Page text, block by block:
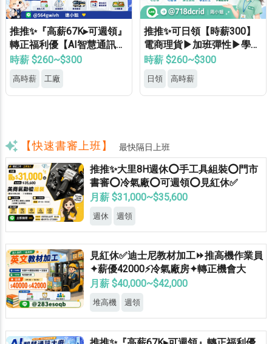
推推✨『高薪67K▸可週領』
轉正福利優【AI智慧通訊大
廠】專車接送▸供機車位▸餐
時薪 $260~$300
高時薪 工廠
推推✨可日領【時薪300】
電商理貨▶加班彈性▶學生
打工▶月休8天▶高錄取
時薪 $260~$300
日領 高時薪
【快速書審上班】 最快隔日上班
推推✨大里8H週休⭕手工具組裝⭕門市
書審⭕冷氣廠⭕可週領⭕見紅休✅
月薪 $31,000~$35,600
週休 週領
見紅休✅迪士尼教材加工⏩推高機作業員
✦薪優42000⚡冷氣廠房✦轉正機會大
月薪 $40,000~$42,000
堆高機 週領